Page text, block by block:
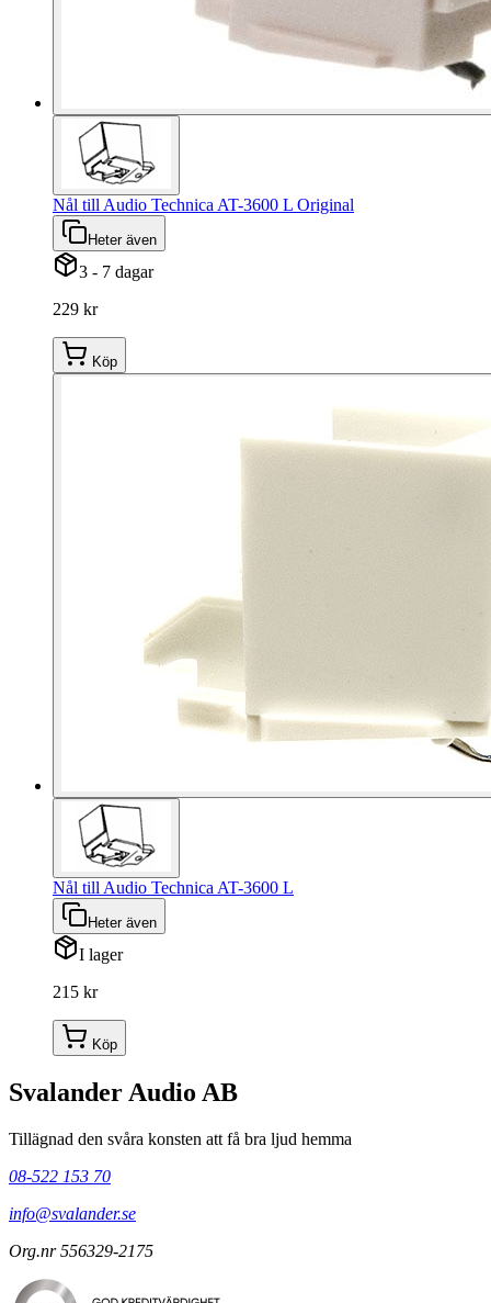
Nål till Audio Technica AT-3600 L Original
Heter även
3 - 7 dagar
229 kr
Köp
Nål till Audio Technica AT-3600 L
Heter även
I lager
215 kr
Köp
Svalander Audio AB
Tillägnad den svåra konsten att få bra ljud hemma
08-522 153 70
info@svalander.se
Org.nr 556329-2175